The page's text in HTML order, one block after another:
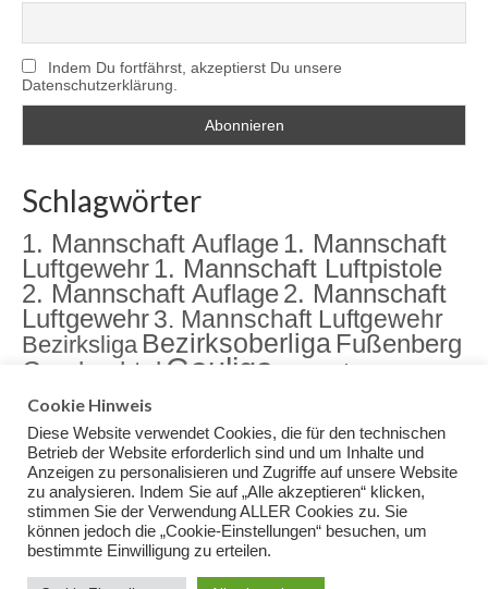
Indem Du fortfährst, akzeptierst Du unsere
Datenschutzerklärung.
Schlagwörter
1. Mannschaft Auflage1. Mannschaft
Luftgewehr1. Mannschaft Luftpistole
2. Mannschaft Auflage2. Mannschaft
Luftgewehr3. Mannschaft Luftgewehr
Bezirksliga Bezirksoberliga Fußenberg
Gambachtal Gauliga
Jugend
Jugendarbeit
Meisterschaft Rama Dama Sektion
TrainingVeranstaltungen
Impressum Datenschutz
Cookie Hinweis
Diese Website verwendet Cookies, die für den technischen
Betrieb der Website erforderlich sind und um Inhalte und
Anzeigen zu personalisieren und Zugriffe auf unsere Website
zu analysieren. Indem Sie auf „Alle akzeptieren“ klicken,
stimmen Sie der Verwendung ALLER Cookies zu. Sie
können jedoch die „Cookie-Einstellungen“ besuchen, um
bestimmte Einwilligung zu erteilen.